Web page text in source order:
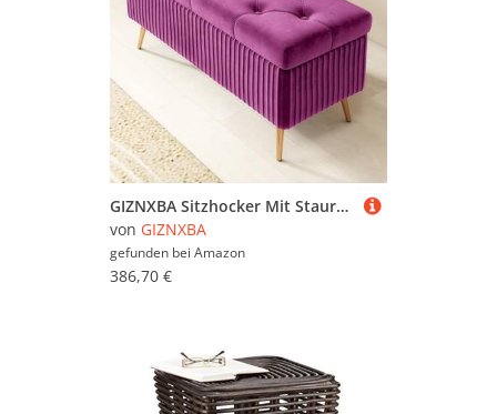
GIZNXBA Sitzhocker Mit Stauraum Moderne Ottomane Aus Samt Mit Stauraum Am Fußende des Bettes Pouf Hocker Polsterhocker Knopfverzierte Fußstütze Für Wohnzimmer, Schlafzimmer(/Purple,80cm)
von GIZNXBA
gefunden bei Amazon
386,70 €